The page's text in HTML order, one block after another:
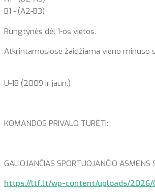
B1 - (A2-B3)
Rungtynės dėl 1-os vietos.
Atkrintamosiose žaidžiama vieno minuso
U-18 (2009 ir jaun.)
KOMANDOS PRIVALO TURĖTI:
GALIOJANČIAS SPORTUOJANČIO
https://ltf.lt/wp-content/uploads/2026/